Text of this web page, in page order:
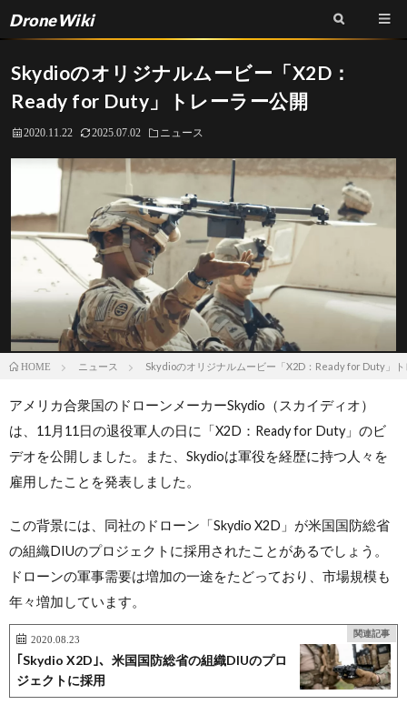
DroneWiki
Skydioのオリジナルムービー「X2D：
Ready for Duty」トレーラー公開
2020.11.22 2025.07.02 ニュース
HOME ニュース Skydioのオリジナルムービー「X2D：Ready for Duty」
アメリカ合衆国のドローンメーカーSkydio（スカイディオ）
は、11月11日の退役軍人の日に「X2D：Ready for Duty」のビ
デオを公開しました。また、Skydioは軍役を経歴に持つ人々を
雇用したことを発表しました。
この背景には、同社のドローン「Skydio X2D」が米国国防総省
の組織DIUのプロジェクトに採用されたことがあるでしょう。
ドローンの軍事需要は増加の一途をたどっており、市場規模も
年々増加しています。
関連記事
2020.08.23
｢Skydio X2D｣、米国国防総省の組織DIUのプロ
ジェクトに採用